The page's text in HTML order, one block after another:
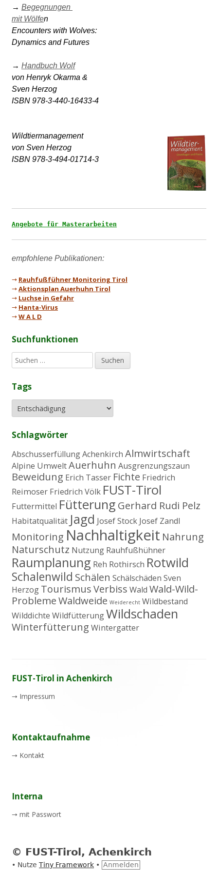
→ Begegnungen
mit Wölfen
Encounters with Wolves:
Dynamics and Futures
→ Handbuch Wolf
von Henryk Okarma &
Sven Herzog
Wildtiermanagement
von Sven Herzog
ISBN 978-3-494-01714-3
Angebote für Masterarbeiten
→ Rauhfußfühner Monitoring Tirol
→Aktionsplan Auerhuhn Tirol
→ Luchse in Gefahr
→ Hanta-Virus
→W A L D
Suchfunktionen
u
h
e
n
c
h
:
Tags
Schlagwörter
AbschusserfüllungAchenkirch Almwirtschaft
Alpine UmweltAuerhuhn Ausgrenzungszaun
Beweidung Erich Tasser Fichte Friedrich
Reimoser Friedrich Völk FUST-Tirol
Futtermittel Fütterung Gerhard Rudi Pelz
Habitatqualität Jagd Josef Stock Josef Zandl
Monitoring Nachhaltigkeit Nahrung
Naturschutz Nutzung Rauhfußhühner
Raumplanung Reh Rothirsch Rotwild
Schalenwild Schälen Schälschäden Sven
Herzog TourismusVerbiss Wald Wald-Wild-
ProblemeWaldweide Weiderecht Wildbestand
Wilddichte WildfütterungWildschaden
Winterfütterung Wintergatter
Inhalt
FUST-Tirol in Achenkirch
→ Impressum
Kontaktaufnahme
→ Kontakt
Interna
→ mit Passwort
© FUST-Tirol, Achenkirch
• Nutze Tiny Framework • Anmelden